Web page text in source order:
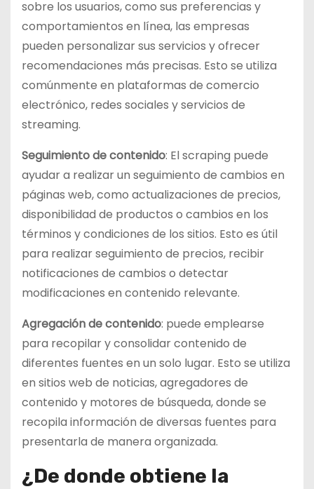
sobre los usuarios, como sus preferencias y
comportamientos en línea, las empresas
pueden personalizar sus servicios y ofrecer
recomendaciones más precisas. Esto se utiliza
comúnmente en plataformas de comercio
electrónico, redes sociales y servicios de
streaming.
Seguimiento de contenido: El scraping puede
ayudar a realizar un seguimiento de cambios en
páginas web, como actualizaciones de precios,
disponibilidad de productos o cambios en los
términos y condiciones de los sitios. Esto es útil
para realizar seguimiento de precios, recibir
notificaciones de cambios o detectar
modificaciones en contenido relevante.
Agregación de contenido: puede emplearse
para recopilar y consolidar contenido de
diferentes fuentes en un solo lugar. Esto se utiliza
en sitios web de noticias, agregadores de
contenido y motores de búsqueda, donde se
recopila información de diversas fuentes para
presentarla de manera organizada.
¿De donde obtiene la